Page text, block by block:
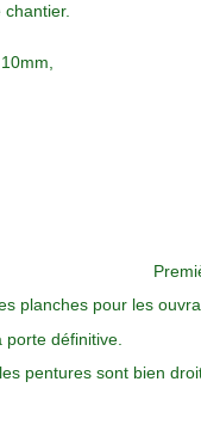
planches pour les
porte définitive.
pentures sont bien